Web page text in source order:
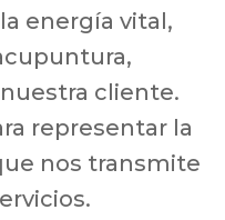
energía vital,
cliente.
representar la
nos transmite